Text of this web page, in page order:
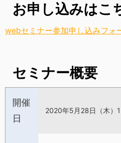
お申し込みはこ
webセミナー参加申し込みフォ
セミナー概要
開催
日
2020年5月28日（木）